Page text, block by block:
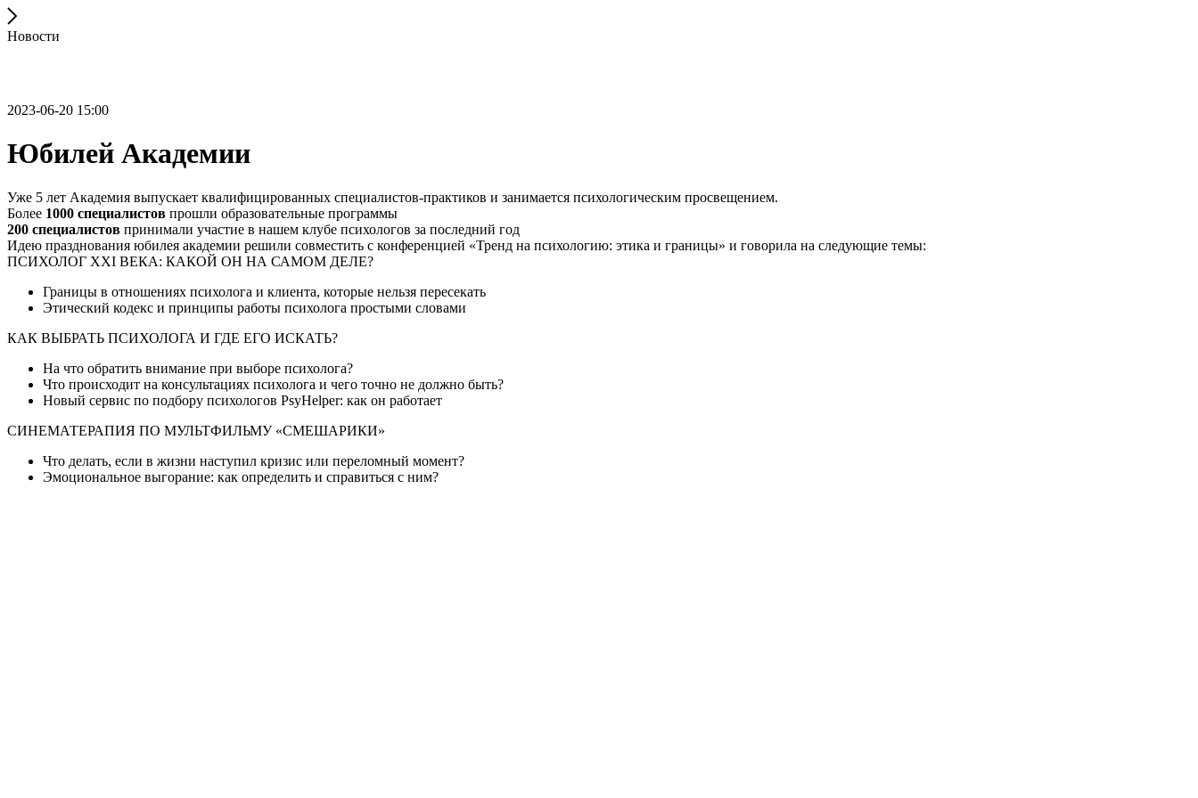
Новости
2023-06-20 15:00
Юбилей Академии
Уже 5 лет Академия выпускает квалифицированных специалистов-практиков и занимается психологическим просвещением.
Более 1000 специалистов прошли образовательные программы
200 специалистов принимали участие в нашем клубе психологов за последний год
Идею празднования юбилея академии решили совместить с конференцией «Тренд на психологию: этика и границы» и говорила на следующие темы:
ПСИХОЛОГ XXI ВЕКА: КАКОЙ ОН НА САМОМ ДЕЛЕ?
Границы в отношениях психолога и клиента, которые нельзя пересекать
Этический кодекс и принципы работы психолога простыми словами
КАК ВЫБРАТЬ ПСИХОЛОГА И ГДЕ ЕГО ИСКАТЬ?
На что обратить внимание при выборе психолога?
Что происходит на консультациях психолога и чего точно не должно быть?
Новый сервис по подбору психологов PsyHelper: как он работает
СИНЕМАТЕРАПИЯ ПО МУЛЬТФИЛЬМУ «СМЕШАРИКИ»
Что делать, если в жизни наступил кризис или переломный момент?
Эмоциональное выгорание: как определить и справиться с ним?